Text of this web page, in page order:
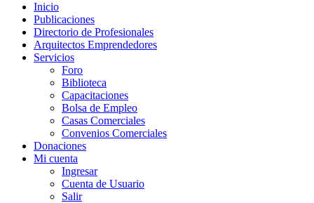
Inicio
Publicaciones
Directorio de Profesionales
Arquitectos Emprendedores
Servicios
Foro
Biblioteca
Capacitaciones
Bolsa de Empleo
Casas Comerciales
Convenios Comerciales
Donaciones
Mi cuenta
Ingresar
Cuenta de Usuario
Salir